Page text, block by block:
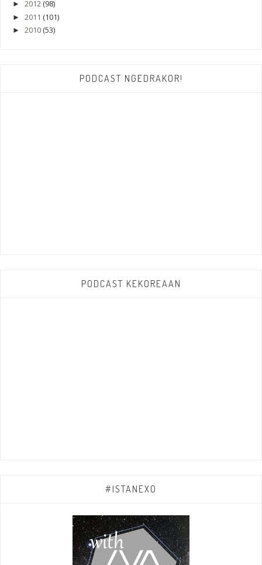
► 2012(98)
► 2011 (101)
► 2010(53)
PODCAST NGEDRAKOR!
PODCAST KEKOREAAN
#ISTANEXO